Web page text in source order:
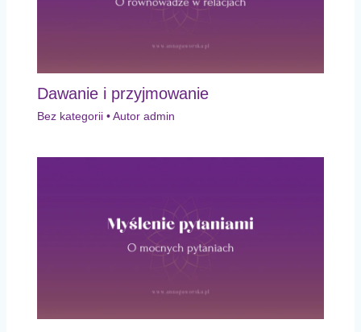
Dawanie i przyjmowanie
Bez kategorii• Autor admin